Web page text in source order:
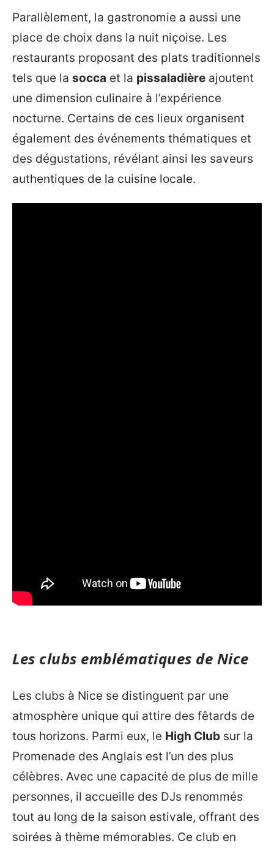
Parallèlement, la gastronomie a aussi une
place de choix dans la nuit niçoise. Les
restaurants proposant des plats traditionnels
tels que la socca et la pissaladière ajoutent
une dimension culinaire à l’expérience
nocturne. Certains de ces lieux organisent
également des événements thématiques et
des dégustations, révélant ainsi les saveurs
authentiques de la cuisine locale.
Les clubs emblématiques de Nice
Les clubs à Nice se distinguent par une
atmosphère unique qui attire des fêtards de
tous horizons. Parmi eux, le High Club sur la
Promenade des Anglais est l’un des plus
célèbres. Avec une capacité de plus de mille
personnes, il accueille des DJs renommés
tout au long de la saison estivale, offrant des
soirées à thème mémorables. Ce club en